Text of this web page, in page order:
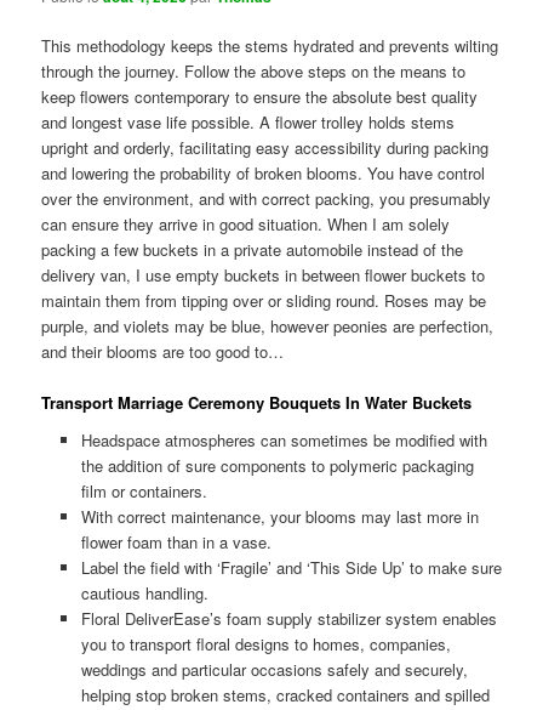
This methodology keeps the stems hydrated and prevents wilting
through the journey. Follow the above steps on the means to
keep flowers contemporary to ensure the absolute best quality
and longest vase life possible. A flower trolley holds stems
upright and orderly, facilitating easy accessibility during packing
and lowering the probability of broken blooms. You have control
over the environment, and with correct packing, you presumably
can ensure they arrive in good situation. When I am solely
packing a few buckets in a private automobile instead of the
delivery van, I use empty buckets in between flower buckets to
maintain them from tipping over or sliding round. Roses may be
purple, and violets may be blue, however peonies are perfection,
and their blooms are too good to…
Transport Marriage Ceremony Bouquets In Water Buckets
Headspace atmospheres can sometimes be modified with
the addition of sure components to polymeric packaging
film or containers.
With correct maintenance, your blooms may last more in
flower foam than in a vase.
Label the field with ‘Fragile’ and ‘This Side Up’ to make sure
cautious handling.
Floral DeliverEase’s foam supply stabilizer system enables
you to transport floral designs to homes, companies,
weddings and particular occasions safely and securely,
helping stop broken stems, cracked containers and spilled